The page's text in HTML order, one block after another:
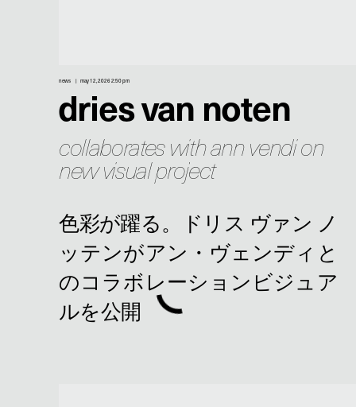
news may 12, 2026 2:50 pm
dries van noten
collaborates with ann vendi on
new visual project